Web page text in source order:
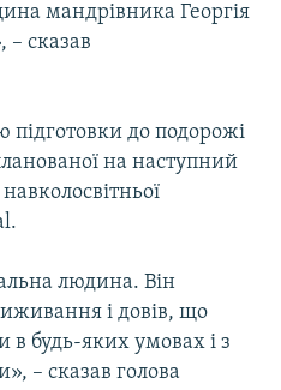
мандрівника Георгія
– сказав
підготовки до подорожі
на наступний
людина. Він
і довів, що
в будь-яких умовах і з
– сказав голова